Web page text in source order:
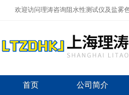
欢迎访问理涛咨询阻水性测试仪及盐雾
首页 公司简介